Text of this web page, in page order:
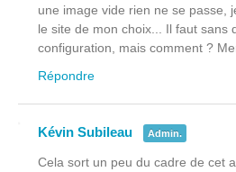
une image vide rien ne se passe,
le site de mon choix... Il faut sans
configuration, mais comment ?
Répondre
Kévin Subileau Admin.
Cela sort un peu du cadre de cet